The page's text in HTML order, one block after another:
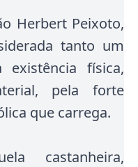
Herbert Peixoto,
tanto um
física,
pela forte
que carrega.
castanheira,